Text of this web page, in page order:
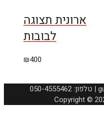
ארונית תצוגה
לבובות
₪400